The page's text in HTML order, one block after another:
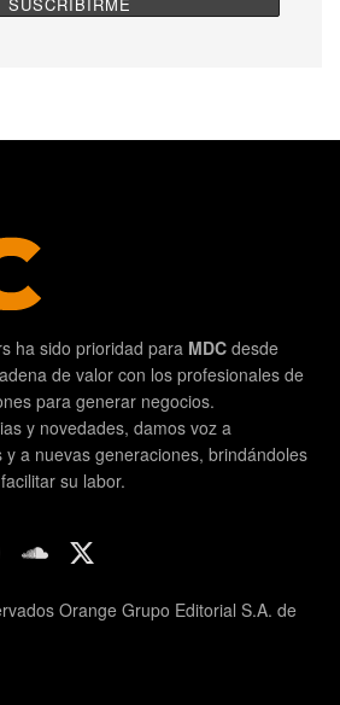
ha sido prioridad para MDC desde
de valor con los profesionales de
para generar negocios.
y novedades, damos voz a
a nuevas generaciones, brindándoles
su labor.
Orange Grupo Editorial S.A. de